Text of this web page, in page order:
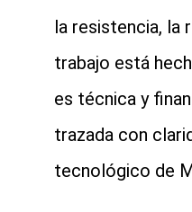
la resistencia, la
trabajo está
es técnica y
trazada con
tecnológico de